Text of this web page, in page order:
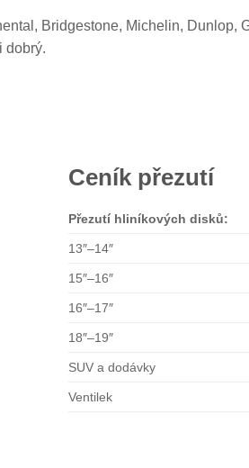
Bridgestone, Michelin,
dobrý.
Ceník přezutí
Přezutí hliníkových disků:
13″–14″
15″–16″
16″–17″
18″–19″
SUV a dodávky
Ventilek